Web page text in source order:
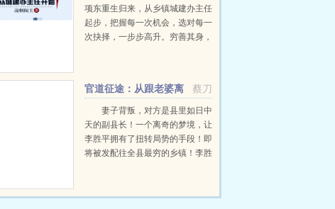
项东重生归来，从乡镇城建办主任
起步，把握每一次机会，选对每一
次抉择，一步步高升。穷善其身，
煌时代里弄潮而上，踏上人生巅...
蔡刀
官道征途：从跟老婆离
婚开始妻子背叛，对方是县里如日中
天的副县长！一个离奇的梦境，让
李胜平拥有了扭转局势的手段！即
将被发配往全县最穷的乡镇！李胜
是冰山一角！斗争才刚刚开始！...